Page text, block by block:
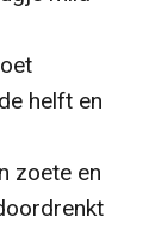
helft en
zoete en